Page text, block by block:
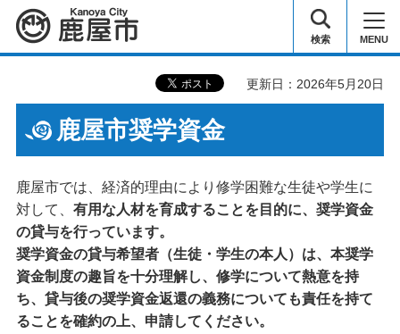
鹿屋市 検索 MENU
更新日：2026年5月20日
鹿屋市奨学資金
鹿屋市では、経済的理由により修学困難な生徒や学生に
対して、 有用な人材を育成することを目的に、奨学資金
の貸与を行っています。
奨学資金の貸与希望者（生徒・学生の本人）は、本奨学
資金制度の趣旨を十分理解し、修学について熱意を持
ち、貸与後の奨学資金返還の義務についても責任を持て
ることを確約の上、申請してください。